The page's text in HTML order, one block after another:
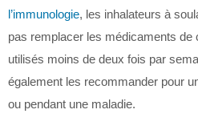
l’immunologie, les inhalateurs à
pas remplacer les médicaments de
utilisés moins de deux fois par
également les recommander pour
ou pendant une maladie.